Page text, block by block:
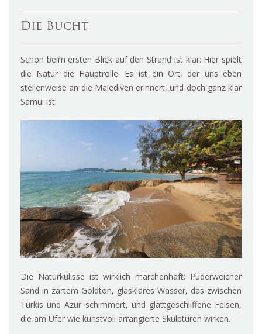
Die Bucht
Schon beim ersten Blick auf den Strand ist klar: Hier spielt
die Natur die Hauptrolle. Es ist ein Ort, der uns eben
stellenweise an die Malediven erinnert, und doch ganz klar
Samui ist.
Die Naturkulisse ist wirklich märchenhaft: Puderweicher
Sand in zartem Goldton, glasklares Wasser, das zwischen
Türkis und Azur schimmert, und glattgeschliffene Felsen,
die am Ufer wie kunstvoll arrangierte Skulpturen wirken.